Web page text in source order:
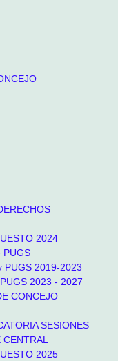
2024
PUGS
PUGS 2019-2023
2023 - 2027
CONCEJO
SESIONES
CENTRAL
2025